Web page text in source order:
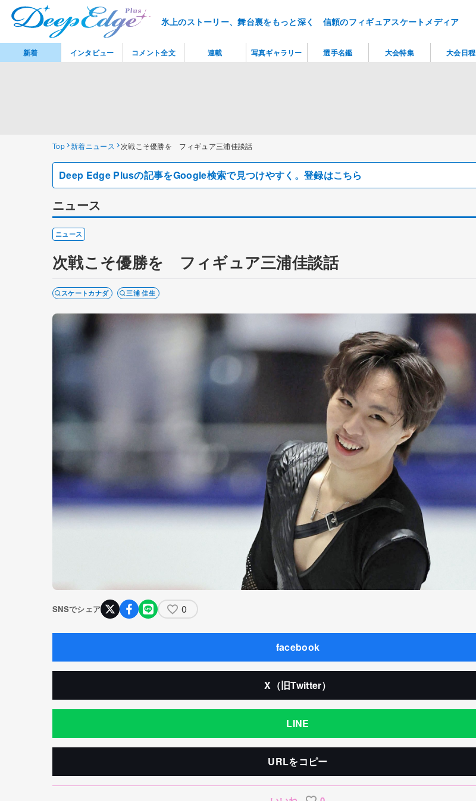
氷上のストーリー、舞台裏をもっと深く 信頼のフィギュアスケートメディア
Top 新着ニュース 次戦こそ優勝を フィギュア三浦佳談話
Deep Edge Plusの記事をGoogle検索で見つけやすく。登録はこちら
ニュース
ニュース
次戦こそ優勝を フィギュア三浦佳談話
スケートカナダ 三浦 佳生
SNSでシェア 0
facebook
X（旧Twitter）
LINE
URLをコピー
新着 インタビュー コメント全文 連載 写真ギャラリー 選手名鑑 大会特集 大会日程